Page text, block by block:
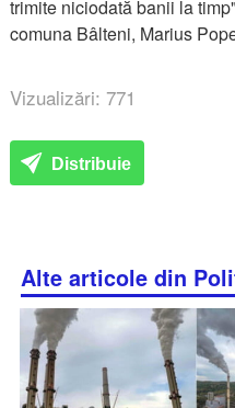
trimite niciodată banii la
comuna Bâlteni, Marius
Vizualizări: 771
Distribuie
Alte articole din